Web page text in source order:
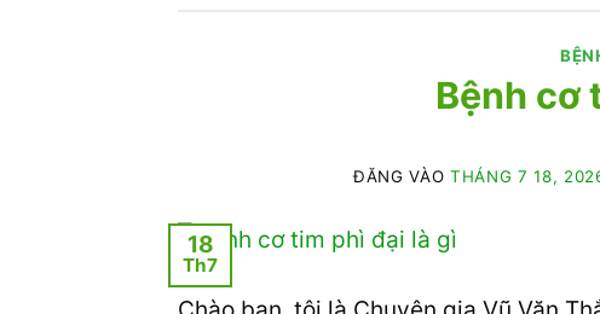
Bệnh cơ
ĐĂNG VÀO THÁNG 7 18,
18
Th7